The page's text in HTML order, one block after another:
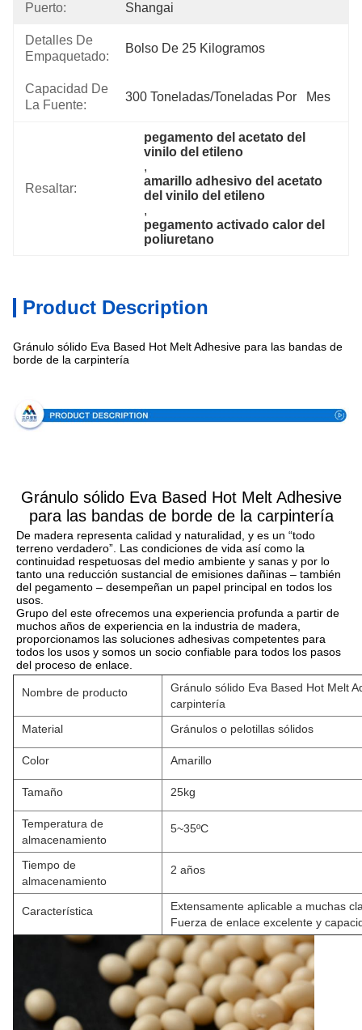
Puerto: Shangai
Detalles De
Empaquetado:
Bolso De 25 Kilogramos
Capacidad De
La Fuente:
300 Toneladas/toneladas Por   Mes
Resaltar:
pegamento del acetato del
vinilo del etileno
,
amarillo adhesivo del acetato
del vinilo del etileno
,
pegamento activado calor del
poliuretano
Product Description
Gránulo sólido Eva Based Hot Melt Adhesive para las bandas de
borde de la carpintería
Gránulo sólido Eva Based Hot Melt Adhesive
para las bandas de borde de la carpintería
De madera representa calidad y naturalidad, y es un “todo
terreno verdadero”. Las condiciones de vida así como la
continuidad respetuosas del medio ambiente y sanas y por lo
tanto una reducción sustancial de emisiones dañinas – también
del pegamento – desempeñan un papel principal en todos los
usos.
Grupo del este ofrecemos una experiencia profunda a partir de
muchos años de experiencia en la industria de madera,
proporcionamos las soluciones adhesivas competentes para
todos los usos y somos un socio confiable para todos los pasos
del proceso de enlace.
Nombre de producto
Gránulo sólido Eva Based Hot Melt
carpintería
Material
Gránulos o pelotillas sólidos
Color Amarillo
Tamaño 25kg
Temperatura de
almacenamiento
5~35ºC
Tiempo de
almacenamiento
2 años
Característica
Extensamente aplicable a muchas
Fuerza de enlace excelente y